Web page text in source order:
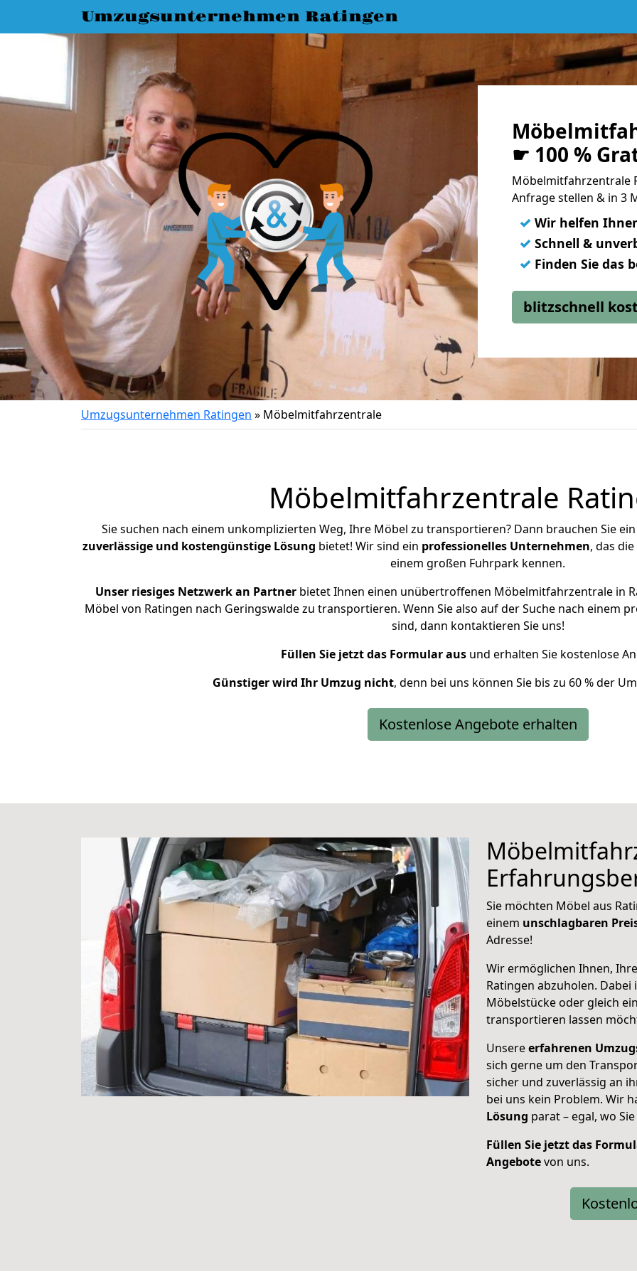
Umzugsunternehmen Ratingen
☛ 100 %
Möbelmitfahrzentrale
Anfrage stellen & in 3
✓ Wir helfen
✓ Schnell &
✓ Finden Sie das
blitzschnell
Umzugsunternehmen Ratingen » Möbelmitfahrzentrale
Möbelmitfahrzentrale
Sie suchen nach einem unkomplizierten Weg, Ihre Möbel zu transportieren? Dann brauchen Sie
zuverlässige und kostengünstige Lösung bietet! Wir sind ein professionelles Unternehmen, das
einem großen Fuhrpark kennen.
Unser riesiges Netzwerk an Partner bietet Ihnen einen unübertroffenen Möbelmitfahrzentrale in
Möbel von Ratingen nach Geringswalde zu transportieren. Wenn Sie also auf der Suche nach einem
sind, dann kontaktieren Sie uns!
Füllen Sie jetzt das Formular aus und erhalten Sie kostenlose
Günstiger wird Ihr Umzug nicht, denn bei uns können Sie bis zu 60 % der
Kostenlose Angebote erhalten
Sie möchten Möbel aus
einem unschlagbaren
Adresse!
Wir ermöglichen Ihnen,
Ratingen abzuholen. Dabei
Möbelstücke oder gleich
transportieren lassen
Unsereerfahrenen
sich gerne um den
sicher und zuverlässig an
bei uns kein Problem. Wir
Lösung parat – egal, wo
Füllen Sie jetzt das
Angebotevon uns.